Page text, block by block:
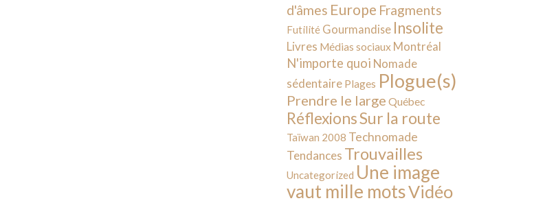
d'âmes Europe Fragments
Futilité Gourmandise Insolite
Livres Médias sociaux Montréal
N'importe quoi Nomade
sédentaire Plages Plogue(s)
Prendre le large Québec
RéflexionsSur la route
Taïwan 2008 Technomade
Tendances Trouvailles
Uncategorized Une image
vaut mille motsVidéo